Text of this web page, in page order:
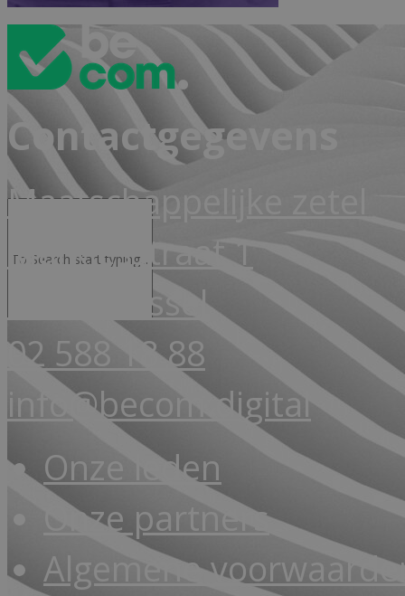
Contactgegevens
Maatschappelijke zetel
Markiesstraat 1
1000 Brussel
02 588 18 88
info@becom.digital
Onze leden
Onze partners
Algemene